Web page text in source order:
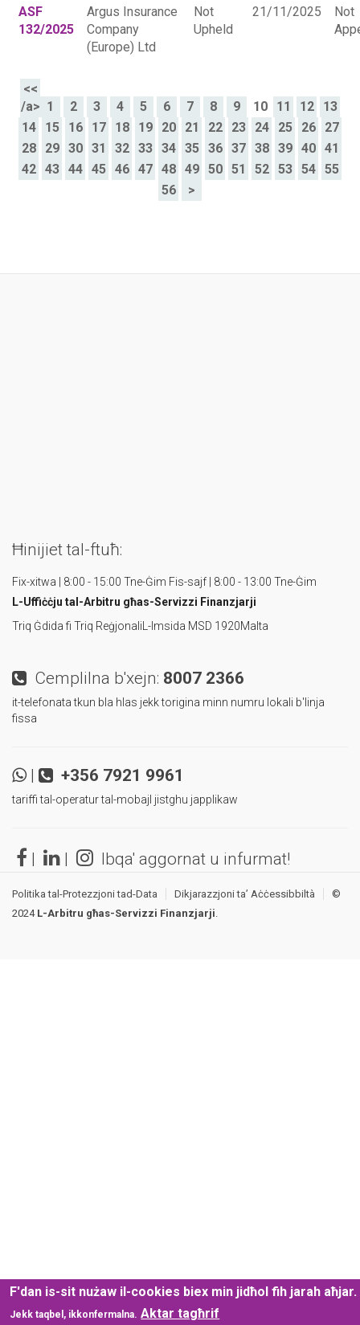
ASF
132/2025
Argus Insurance
Company
(Europe) Ltd
Not
Upheld
21/11/2025
Not
<<
/a> 1 2 3 4 5 6 7 8 9 10 11 12
13
14
15 16 17 18 19 20 21 22 23 24 25 26
27
28
29 30 31 32 33 34 35 36 37 38 39 40
41
42
43 44 45 46 47 48 49 50 51 52 53 54
55
56
>
Ħinijiet tal-ftuħ:
Fix-xitwa | 8:00 - 15:00 Tne-Ġim Fis-sajf | 8:00 - 13:00 Tne-Ġim
L-Uffiċċju tal-Arbitru għas-Servizzi Finanzjarji
Triq Ġdida fi Triq Reġjonali L-Imsida MSD 1920Malta
Cemplilna b'xejn: 8007 2366
it-telefonata tkun bla hlas jekk torigina minn numru lokali b'linja
fissa
| +356 7921 9961
tariffi tal-operatur tal-mobajl jistghu japplikaw
| | Ibqa' aggornat u infurmat!
Politika tal-Protezzjoni tad-Data Dikjarazzjoni ta’ Aċċessibbiltà
©
2024L-Arbitru għas-Servizzi Finanzjarji.
F'dan is-sit nużaw il-cookies biex min jidħol fih jarah aħjar.
Jekk taqbel, ikkonfermalna. Aktar tagħrif